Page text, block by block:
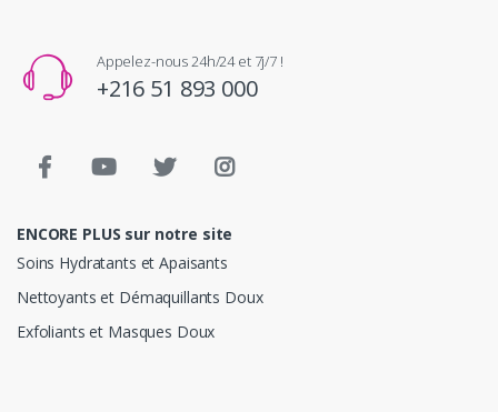
Appelez-nous 24h/24 et 7j/7 !
+216 51 893 000
ENCORE PLUS sur notre site
Soins Hydratants et Apaisants
Nettoyants et Démaquillants Doux
Exfoliants et Masques Doux